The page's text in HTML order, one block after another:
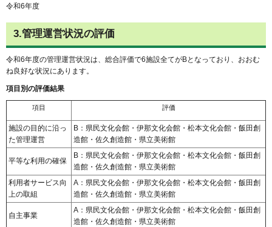
令和6年度
3.管理運営状況の評価
令和6年度の管理運営状況は、総合評価で6施設全てがBとなっており、おおむ
ね良好な状況にあります。
項目別の評価結果
項目 評価
施設の目的に沿っ
た管理運営
B：県民文化会館・伊那文化会館・松本文化会館・飯田創
造館・佐久創造館・県立美術館
平等な利用の確保
B：県民文化会館・伊那文化会館・松本文化会館・飯田創
造館・佐久創造館・県立美術館
利用者サービス向
上の取組
A：県民文化会館・伊那文化会館・松本文化会館・飯田創
造館・佐久創造館・県立美術館
自主事業
A：県民文化会館・伊那文化会館・松本文化会館・飯田創
造館・佐久創造館・県立美術館